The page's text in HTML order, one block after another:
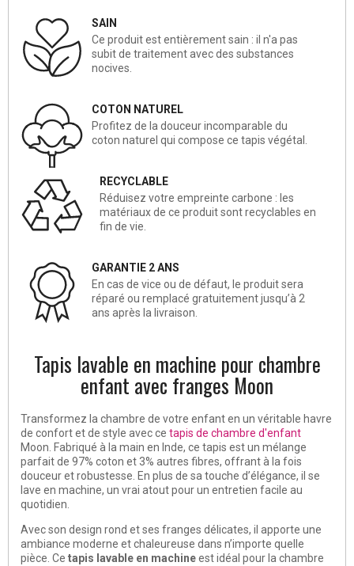
SAIN
Ce produit est entièrement sain : il n'a pas
subit de traitement avec des substances
nocives.
COTON NATUREL
Profitez de la douceur incomparable du
coton naturel qui compose ce tapis végétal.
RECYCLABLE
Réduisez votre empreinte carbone : les
matériaux de ce produit sont recyclables en
fin de vie.
GARANTIE 2 ANS
En cas de vice ou de défaut, le produit sera
réparé ou remplacé gratuitement jusqu’à 2
ans après la livraison.
Tapis lavable en machine pour chambre
enfant avec franges Moon
Transformez la chambre de votre enfant en un véritable havre
de confort et de style avec ce tapis de chambre d'enfant
Moon. Fabriqué à la main en Inde, ce tapis est un mélange
parfait de 97% coton et 3% autres fibres, offrant à la fois
douceur et robustesse. En plus de sa touche d’élégance, il se
lave en machine, un vrai atout pour un entretien facile au
quotidien.
Avec son design rond et ses franges délicates, il apporte une
ambiance moderne et chaleureuse dans n’importe quelle
pièce. Ce tapis lavable en machineest idéal pour la chambre